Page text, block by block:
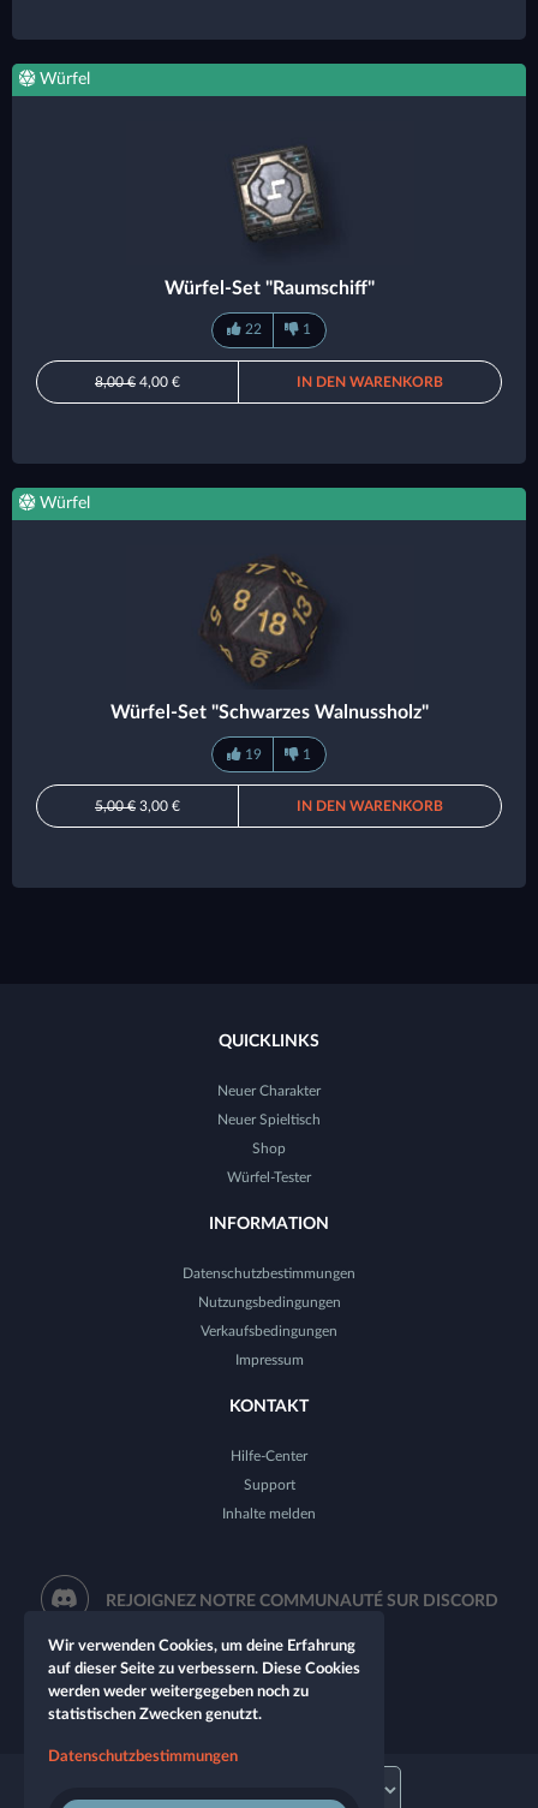
Würfel
Würfel-Set "Raumschiff"
22 1
8,00 € 4,00 € IN DEN WARENKORB
Würfel
Würfel-Set "Schwarzes Walnussholz"
19 1
5,00 € 3,00 € IN DEN WARENKORB
QUICKLINKS
Neuer Charakter
Neuer Spieltisch
Shop
Würfel-Tester
INFORMATION
Datenschutzbestimmungen
Nutzungsbedingungen
Verkaufsbedingungen
Impressum
KONTAKT
Hilfe-Center
Support
Inhalte melden
REJOIGNEZ NOTRE COMMUNAUTÉ SUR DISCORD
Wir verwenden Cookies, um deine Erfahrung
auf dieser Seite zu verbessern. Diese Cookies
werden weder weitergegeben noch zu
statistischen Zwecken genutzt.
Datenschutzbestimmungen